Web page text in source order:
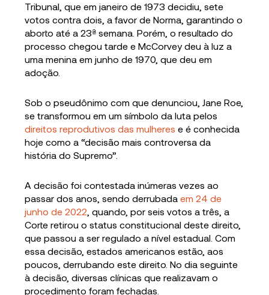
Tribunal, que em janeiro de 1973 decidiu, sete
votos contra dois, a favor de Norma, garantindo o
aborto até a 23ª semana. Porém, o resultado do
processo chegou tarde e McCorvey deu à luz a
uma menina em junho de 1970, que deu em
adoção.
Sob o pseudônimo com que denunciou, Jane Roe,
se transformou em um símbolo da luta pelos
direitos reprodutivos das mulheres e é conhecida
hoje como a “decisão mais controversa da
história do Supremo”.
A decisão foi contestada inúmeras vezes ao
passar dos anos, sendo derrubadaem 24 de
junho de 2022 , quando, por seis votos a três, a
Corte retirou o status constitucional deste direito,
que passou a ser regulado a nível estadual. Com
essa decisão, estados americanos estão, aos
poucos, derrubando este direito. No dia seguinte
à decisão, diversas clínicas que realizavam o
procedimento foram fechadas.